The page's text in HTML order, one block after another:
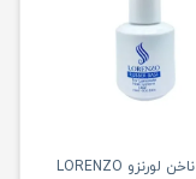
بیس ژل ناخن لورنزو LORENZO